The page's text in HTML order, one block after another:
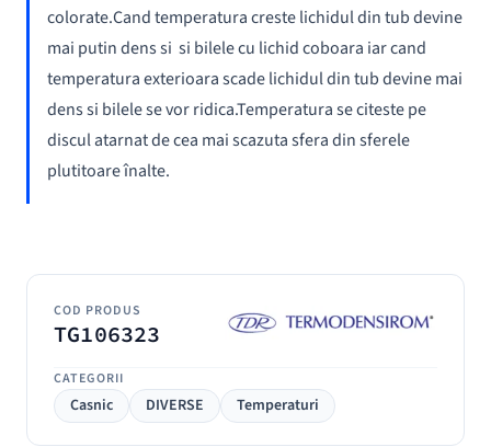
COD PRODUS
TG106323
CATEGORII
Casnic DIVERSE Temperaturi
colorate.Cand temperatura creste lichidul din tub devine
mai putin dens si si bilele cu lichid coboara iar cand
temperatura exterioara scade lichidul din tub devine mai
dens si bilele se vor ridica.Temperatura se citeste pe
discul atarnat de cea mai scazuta sfera din sferele
plutitoare înalte.